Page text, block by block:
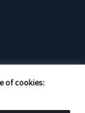
of cookies: